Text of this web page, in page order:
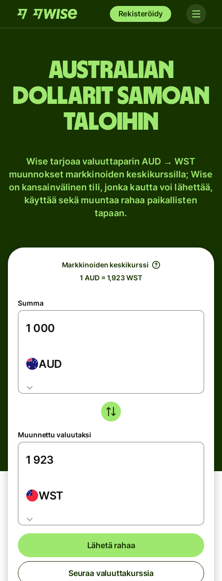
Rekisteröidy
Australian
dollarit Samoan
taloihin
Wise tarjoaa valuuttaparin AUD → WST
muunnokset markkinoiden keskikurssilla; Wise
on kansainvälinen tili, jonka kautta voi lähettää,
käyttää sekä muuntaa rahaa paikallisten
tapaan.
Markkinoiden keskikurssi
1 AUD = 1,923 WST
Summa
AUD
Muunnettu valuutaksi
WST
Lähetä rahaa
Seuraa valuuttakurssia